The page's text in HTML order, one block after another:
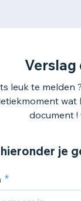
leuk te melden
wat
document !
je